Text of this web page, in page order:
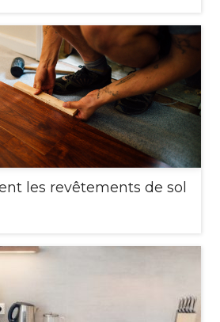
les revêtements de sol